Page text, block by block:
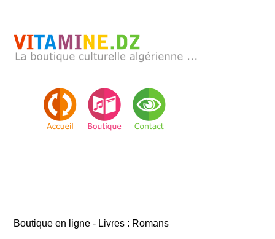
Boutique en ligne - Livres : Romans